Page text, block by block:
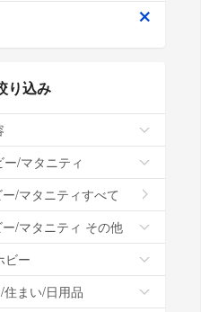
り込み
/マタニティ
/マタニティすべて
/マタニティ その他
ビー
住まい/日用品